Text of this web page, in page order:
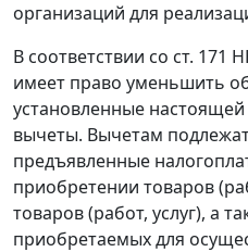
организаций для
В соответствии со ст. 171
имеет право уменьшить
установленные
вычеты. Вычетам
предъявленные
приобретении товаров
товаров (работ, услуг), а
приобретаемых для